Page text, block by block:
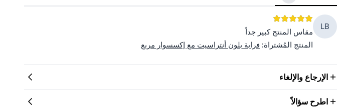
LB
مقاس المنتج كبير جداً
المنتج المُشتراة: فرابة بلون أنتراسيت مع إكسسوار مربع
الإرجاع والإلغاء
اطرح سؤالاً